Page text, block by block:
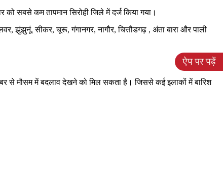
सबसे कम तापमान सिरोही जिले में दर्ज किया गया।
झुंझुनूं, सीकर, चूरू, गंगानगर, नागौर, चित्तौडगढ़ , अंता बारा और पाली
से मौसम में बदलाव देखने को मिल सकता है। जिससे कई इलाकों में बारिश